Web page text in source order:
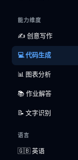
能力维度
✍️ 创意写作
💻 代码生成
📊 图表分析
📚 作业解答
📝 文字识别
语言
🇬🇧 英语